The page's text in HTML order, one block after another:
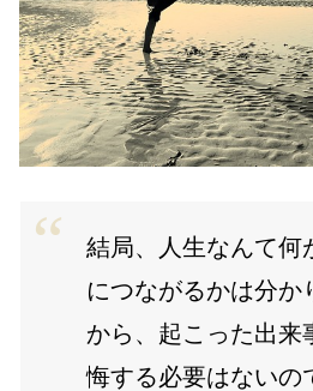
結局、人生なんて何
につながるかは分か
から、起こった出来
悔する必要はないの